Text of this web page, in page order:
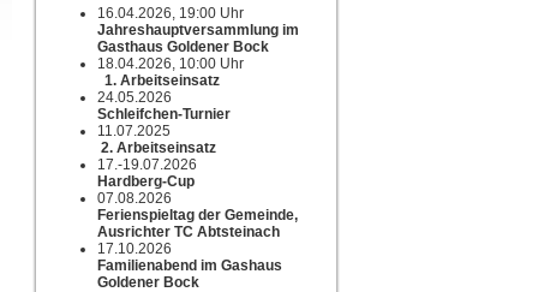
16.04.2026, 19:00 Uhr
Jahreshauptversammlung im
Gasthaus Goldener Bock
18.04.2026, 10:00 Uhr
1. Arbeitseinsatz
24.05.2026
Schleifchen-Turnier
11.07.2025
2. Arbeitseinsatz
17.-19.07.2026
Hardberg-Cup
07.08.2026
Ferienspieltag der Gemeinde,
Ausrichter TC Abtsteinach
17.10.2026
Familienabend im Gashaus
Goldener Bock